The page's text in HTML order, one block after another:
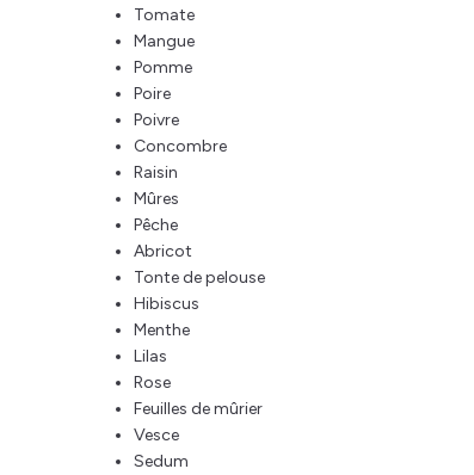
Tomate
Mangue
Pomme
Poire
Poivre
Concombre
Raisin
Mûres
Pêche
Abricot
Tonte de pelouse
Hibiscus
Menthe
Lilas
Rose
Feuilles de mûrier
Vesce
Sedum